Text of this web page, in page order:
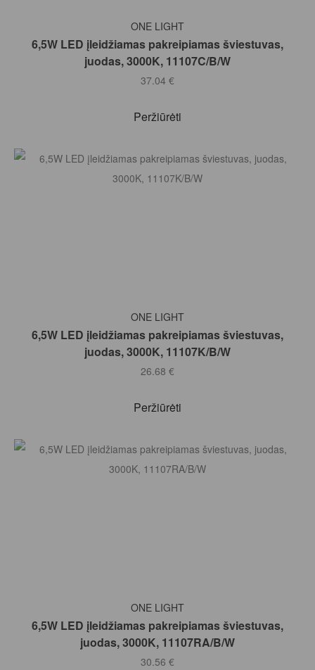
Į KREPŠELĮ
ONE LIGHT
6,5W LED įleidžiamas pakreipiamas šviestuvas,
juodas, 3000K, 11107C/B/W
37.04 €
Peržiūrėti
Į KREPŠELĮ
ONE LIGHT
6,5W LED įleidžiamas pakreipiamas šviestuvas,
juodas, 3000K, 11107K/B/W
26.68 €
Peržiūrėti
Į KREPŠELĮ
ONE LIGHT
6,5W LED įleidžiamas pakreipiamas šviestuvas,
juodas, 3000K, 11107RA/B/W
30.56 €